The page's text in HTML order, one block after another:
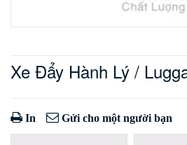
Xe Đẩy Hành Lý /
In Gửi cho một người bạn